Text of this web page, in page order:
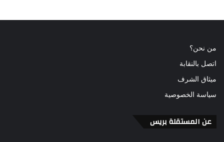
من نحن؟
اتصل بالنقابة
ميثاق الشرف
سياسة الخصوصية
عن المستقلة بريس